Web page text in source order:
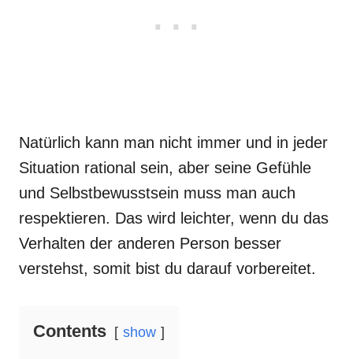
Natürlich kann man nicht immer und in jeder
Situation rational sein, aber seine Gefühle
und Selbstbewusstsein muss man auch
respektieren. Das wird leichter, wenn du das
Verhalten der anderen Person besser
verstehst, somit bist du darauf vorbereitet.
Contents show